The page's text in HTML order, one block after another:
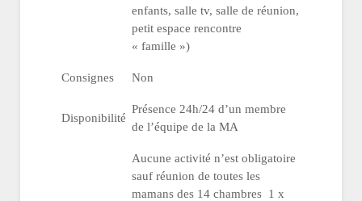
enfants, salle tv, salle de réunion,
petit espace rencontre
« famille »)
Consignes Non
Disponibilité
Présence 24h/24 d’un membre
de l’équipe de la MA
Aucune activité n’est obligatoire
sauf réunion de toutes les
mamans des 14 chambres 1 x